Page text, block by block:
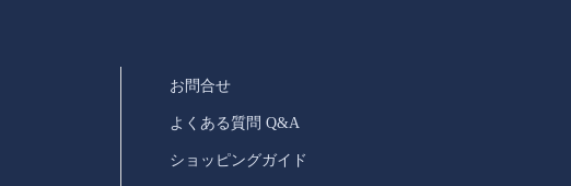
お問合せ
よくある質問 Q&A
ショッピングガイド